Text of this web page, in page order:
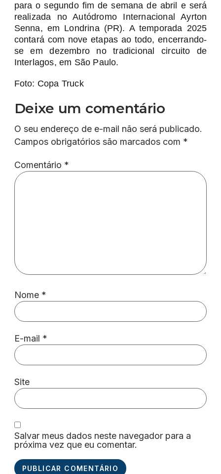
para o segundo fim de semana de abril e será
realizada no Autódromo Internacional Ayrton
Senna, em Londrina (PR). A temporada 2025
contará com nove etapas ao todo, encerrando-
se em dezembro no tradicional circuito de
Interlagos, em São Paulo.
Foto: Copa Truck
Deixe um comentário
O seu endereço de e-mail não será publicado.
Campos obrigatórios são marcados com *
Comentário *
Nome *
E-mail *
Site
Salvar meus dados neste navegador para a
próxima vez que eu comentar.